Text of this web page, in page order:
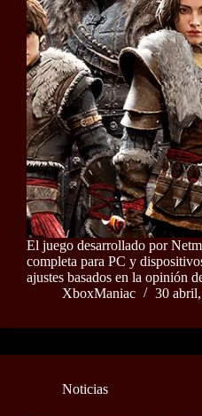
El juego desarrollado por
completa para PC y
ajustes basados en la opinión
XboxManiac
30
Noticias